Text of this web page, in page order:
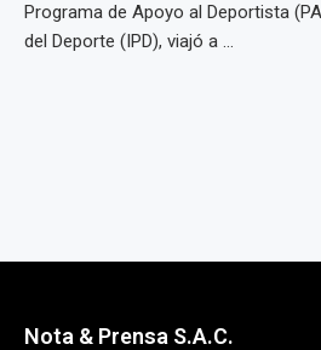
Programa de Apoyo al Deportista
del Deporte (IPD), viajó a ...
Nota & Prensa S.A.C.